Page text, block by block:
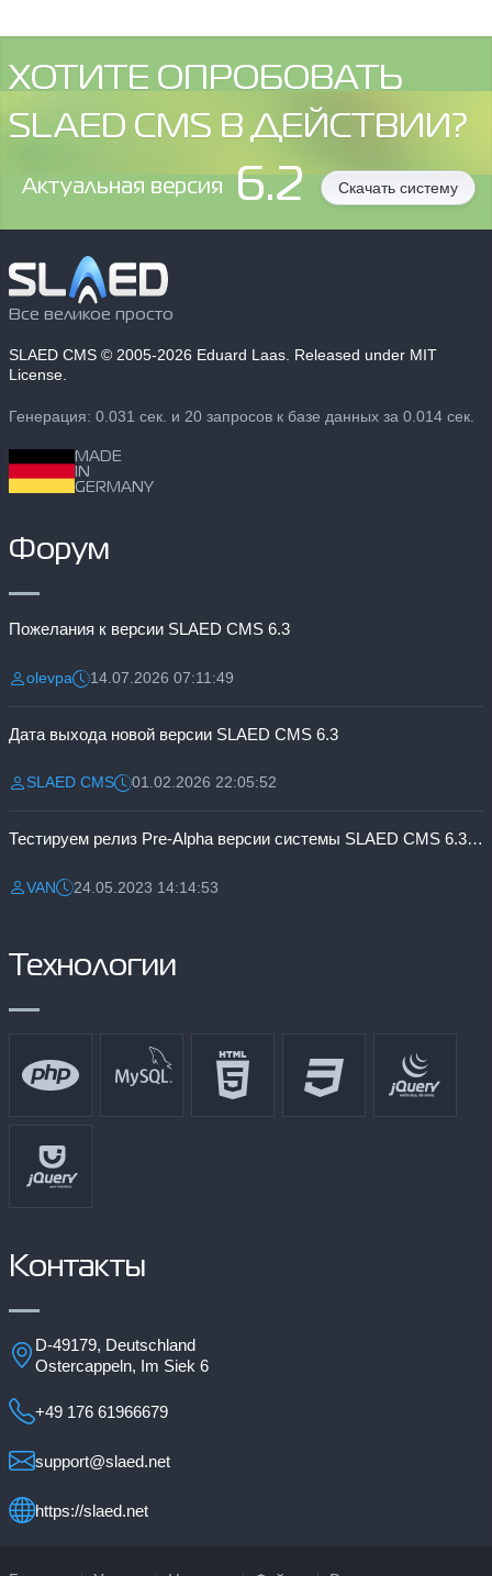
ХОТИТЕ ОПРОБОВАТЬ
SLAED CMS В ДЕЙСТВИИ?
Aктуальная версия 6.2 Скачать систему
Все великое просто
SLAED CMS © 2005-2026 Eduard Laas. Released under MIT
License.
Генерация: 0.031 сек. и 20 запросов к базе данных за 0.014 сек.
MADE
IN
GERMANY
Форум
Пожелания к версии SLAED CMS 6.3
Разместил:
olevpaДата:14.07.2026 07:11:49
Дата выхода новой версии SLAED CMS 6.3
Разместил:
SLAED CMSДата:01.02.2026 22:05:52
Тестируем релиз Pre-Alpha версии системы SLAED CMS 6.3 Pro
Разместил:
VANДата:24.05.2023 14:14:53
Технологии
Контакты
D-49179, Deutschland
Ostercappeln, Im Siek 6
+49 176 61966679
support@slaed.net
https://slaed.net